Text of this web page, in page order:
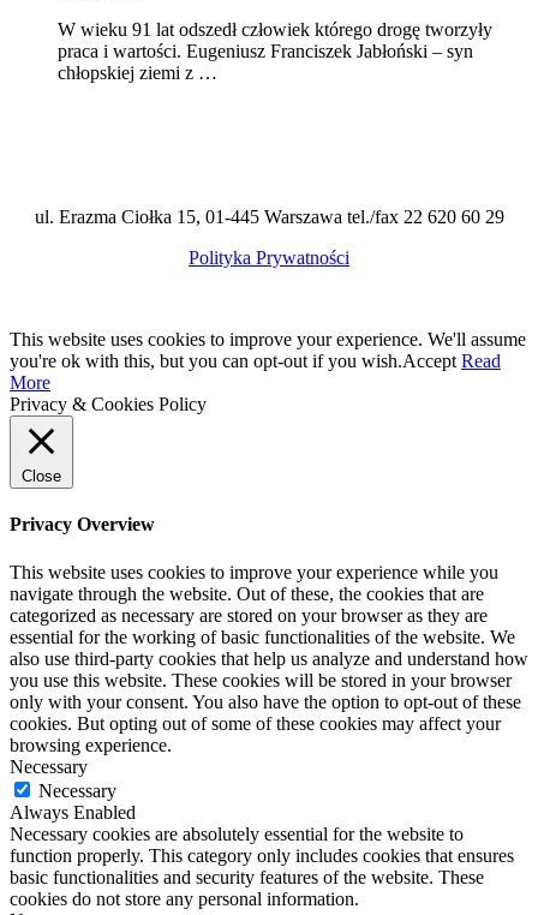
W wieku 91 lat odszedł człowiek którego drogę tworzyły
praca i wartości. Eugeniusz Franciszek Jabłoński – syn
chłopskiej ziemi z …
ul. Erazma Ciołka 15, 01-445 Warszawa tel./fax 22 620 60 29
Polityka Prywatności
This website uses cookies to improve your experience. We'll assume
you're ok with this, but you can opt-out if you wish.Accept Read
More
Privacy & Cookies Policy
Close
Privacy Overview
This website uses cookies to improve your experience while you
navigate through the website. Out of these, the cookies that are
categorized as necessary are stored on your browser as they are
essential for the working of basic functionalities of the website. We
also use third-party cookies that help us analyze and understand how
you use this website. These cookies will be stored in your browser
only with your consent. You also have the option to opt-out of these
cookies. But opting out of some of these cookies may affect your
browsing experience.
Necessary
Necessary
Always Enabled
Necessary cookies are absolutely essential for the website to
function properly. This category only includes cookies that ensures
basic functionalities and security features of the website. These
cookies do not store any personal information.